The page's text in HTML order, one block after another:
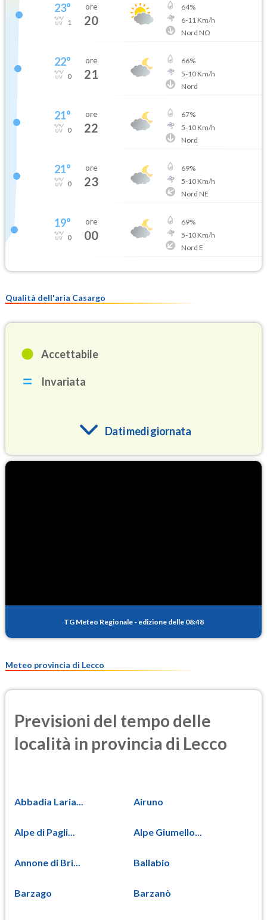
23°
1
ore
20
64%
6-11 Km/h
Nord NO
22°
0
ore
21
66%
5-10Km/h
Nord
21°
0
ore
22
67%
5-10Km/h
Nord
21°
0
ore
23
69%
5-10Km/h
Nord NE
19°
0
ore
00
69%
5-10Km/h
Nord E
Qualità dell'aria Casargo
Accettabile
Invariata
Dati medi giornata
PM25
TG Meteo Regionale - edizione delle 08:48
Meteo provincia di Lecco
Previsioni del tempo delle
località in provincia di Lecco
Abbadia Laria... Airuno
Alpe di Pagli... Alpe Giumello...
Annone di Bri... Ballabio
Barzago Barzanò